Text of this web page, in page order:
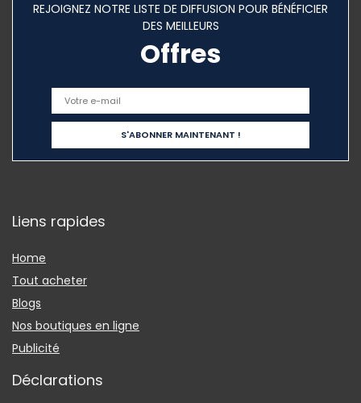
REJOIGNEZ NOTRE LISTE DE DIFFUSION POUR BÉNÉFICIER
DES MEILLEURS
Offres
Liens rapides
Home
Tout acheter
Blogs
Nos boutiques en ligne
Publicité
Déclarations